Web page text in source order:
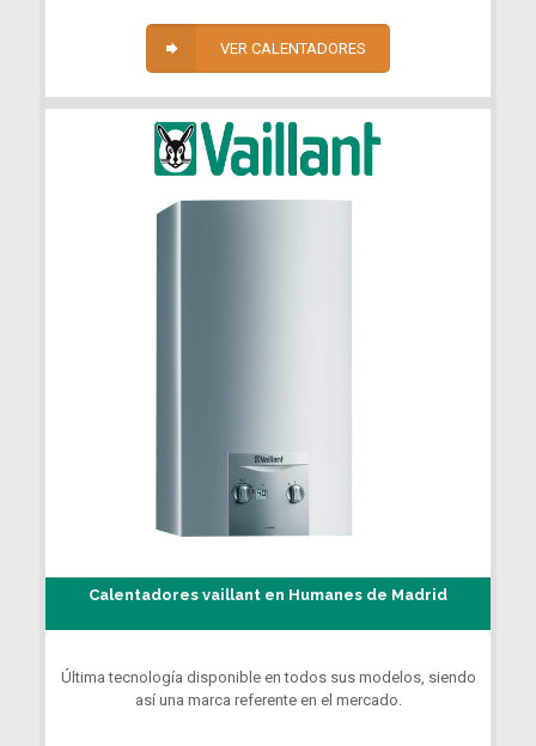
VER CALENTADORES
Calentadores vaillant en Humanes de Madrid
Última tecnología disponible en todos sus modelos, siendo
así una marca referente en el mercado.